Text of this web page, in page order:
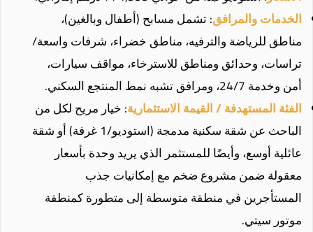
الخدمات والمرافق: تشمل مسابح (أطفال وبالغين)،
مناطق للرياضة والترفيه، مناطق خضراء، شرفات واسعة/
تراسات، وحدائق ومناطق للاسترخاء، مواقف سيارات،
أمن وخدمة 24/7، ومرافق تشبه نمط المنتجع السكني.
الفئة المستهدفة / القيمة الاستثمارية: خيار مريح لكل من
الباحث عن شقة سكنية مدمجة (استوديو/1 غرفة) أو شقة
عائلية أوسع، وأيضًا للمستثمر الذي يريد وحدة بأسعار
معقولة ضمن مشروع ضخم مع إمكانيات جذب
المستأجرين في منطقة متوسطة إلى متطورة كمنطقة
موتور سيتي.